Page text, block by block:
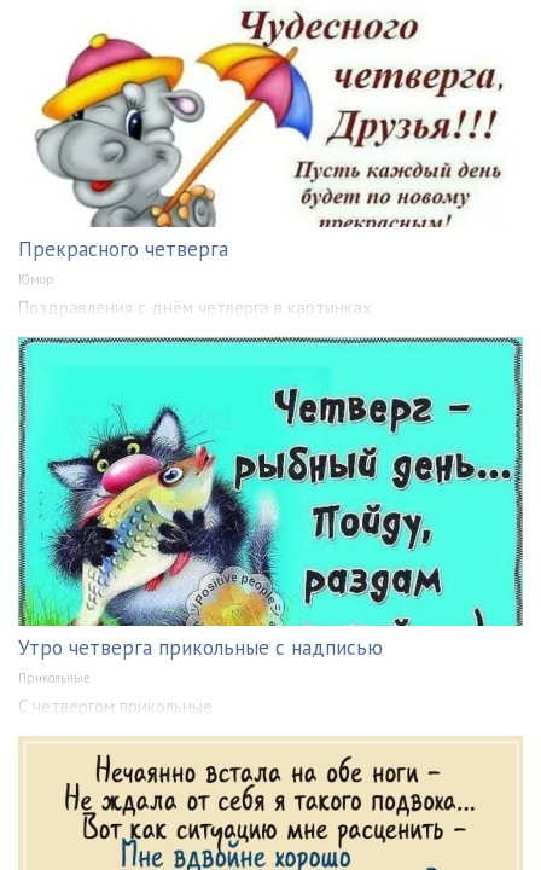
Прекрасного четверга
Юмор
Поздравления с днём четверга в картинках
Утро четверга прикольные с надписью
Прикольные
С четвергом прикольные